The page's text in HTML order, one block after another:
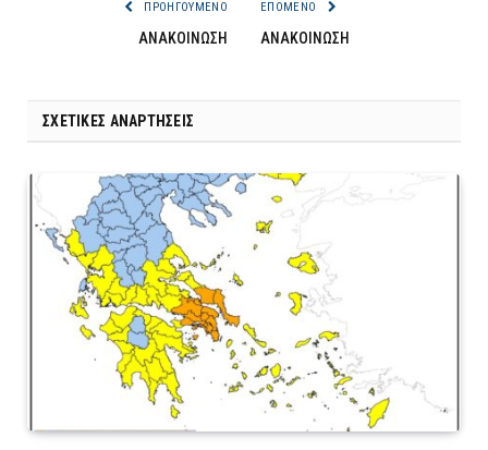
ΠΡΟΗΓΟΎΜΕΝΟ
ΑΝΑΚΟΙΝΩΣΗ
ΕΠΌΜΕΝΟ
ΑΝΑΚΟΙΝΩΣΗ
ΣΧΕΤΙΚΈΣ ΑΝΑΡΤΉΣΕΙΣ